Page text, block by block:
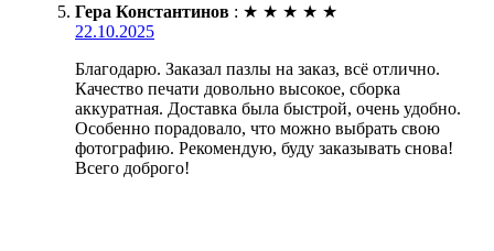
Гера Константинов : ★ ★ ★ ★ ★
22.10.2025
Благодарю. Заказал пазлы на заказ, всё отлично.
Качество печати довольно высокое, сборка
аккуратная. Доставка была быстрой, очень удобно.
Особенно порадовало, что можно выбрать свою
фотографию. Рекомендую, буду заказывать снова!
Всего доброго!